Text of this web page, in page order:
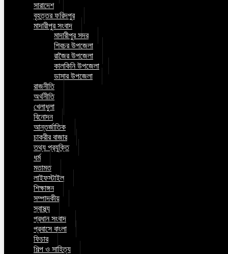
সারাদেশ
বৃহত্তর ফরিদপুর
মাদারীপুর সংবাদ
মাদারীপুর সদর
শিবচর উপজেলা
রাজৈর উপজেলা
কালকিনি উপজেলা
ডাসার উপজেলা
রাজনীতি
অর্থনীতি
খেলাধুলা
বিনোদন
আন্তর্জাতিক
চাকরীর বাজার
তথ্য প্রযুক্তি
ধর্ম
মতামত
লাইফস্টাইল
শিক্ষাঙ্গন
সম্পাদকীয়
স্বাস্থ্য
প্রধান সংবাদ
প্রবাসে বাংলা
ফিচার
শিল্প ও সাহিত্য